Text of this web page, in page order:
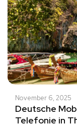
November 6, 2025
Deutsche
Telefonie in